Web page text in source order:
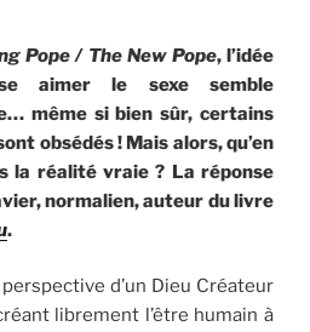
Pope / The New Pope, l’idée
aimer le sexe semble
même si bien sûr, certains
obsédés ! Mais alors, qu’en
la réalité vraie ? La réponse
normalien, auteur du livre
.
perspective d’un Dieu Créateur
librement l’être humain à